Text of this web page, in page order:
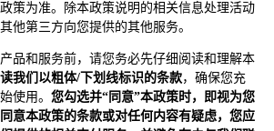
策为准。除本政策说明的相关信息处理活动
他第三方向您提供的其他服务。
品和服务前，请您务必先仔细阅读和理解本
我们以粗体/下划线标识的条款，确保您充
使用。 您勾选并“同意”本政策时，即视为您
意本政策的条款或对任何内容有疑虑，您应